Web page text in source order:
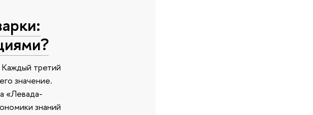
третий
значение.
«Левада-
знаний